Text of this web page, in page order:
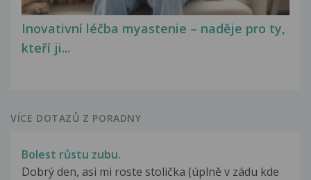
Inovativní léčba myastenie – naděje pro ty,
kteří ji...
VÍCE DOTAZŮ Z PORADNY
Bolest růstu zubu.
Dobrý den, asi mi roste stolička (úplně v zádu kde